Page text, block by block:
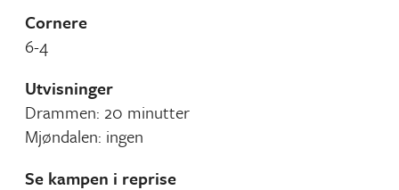
Cornere
6-4
Utvisninger
Drammen: 20 minutter
Mjøndalen: ingen
Se kampen i reprise